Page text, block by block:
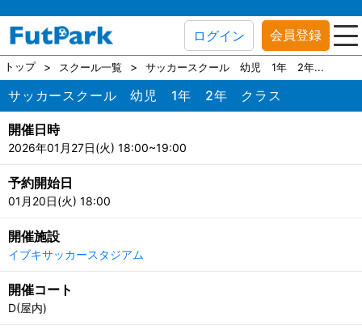
ログイン 会員登録
トップ スクール一覧 サッカースクール 幼児 1年 2年...
サッカースクール 幼児 1年 2年 クラス
開催日時
2026年01月27日(火) 18:00~19:00
予約開始日
01月20日(火) 18:00
開催施設
イブキサッカースタジアム
開催コート
D(屋内)